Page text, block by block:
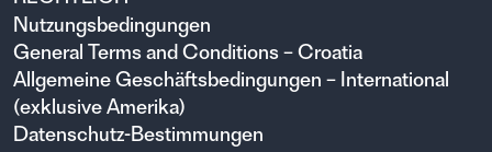
Nutzungsbedingungen
General Terms and Conditions – Croatia
Allgemeine Geschäftsbedingungen – International
(exklusive Amerika)
Datenschutz-Bestimmungen